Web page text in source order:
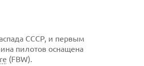
СССР, и первым
пилотов оснащена
(FBW).